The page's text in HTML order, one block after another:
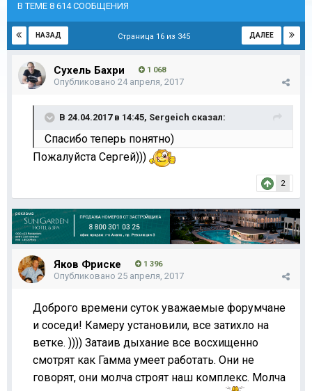
В ТЕМЕ 8 614 СООБЩЕНИЯ
НАЗАД ДАЛЕЕ
Страница 16 из 345
Сухель Бахри 1 068
Опубликовано 24 апреля, 2017
В 24.04.2017 в 14:45, Sergeich сказал:
Спасибо теперь понятно)
Пожалуйста Сергей)))
2
Яков Фриске 1 396
Опубликовано 25 апреля, 2017
Доброго времени суток уважаемые форумчане
и соседи! Камеру установили, все затихло на
ветке. )))) Затаив дыхание все восхищенно
смотрят как Гамма умеет работать. Они не
говорят, они молча строят наш комплекс. Молча